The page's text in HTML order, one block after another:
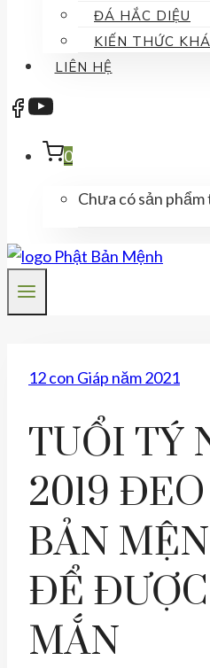
ĐÁ HẮC DIỆU
KIẾN THỨC
LIÊN HỆ
0
Chưa có sản
12 con Giáp năm 2021
TUỔI TÝ
2019
BẢN
ĐỂ
MẮN